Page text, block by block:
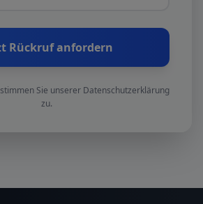
Rückruf anfordern
Sie unserer Datenschutzerklärung
zu.